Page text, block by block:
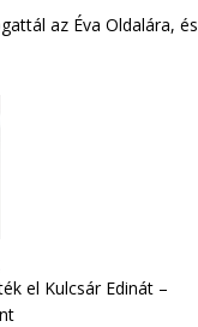
az Éva Oldalára, és
el Kulcsár Edinát –